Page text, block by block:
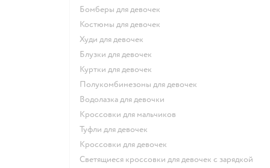
Бомберы для девочек
Костюмы для девочек
Худи для девочек
Блузки для девочек
Куртки для девочек
Полукомбинезоны для девочек
Водолазка для девочки
Кроссовки для мальчиков
Туфли для девочек
Кроссовки для девочек
Светящиеся кроссовки для девочек с зарядкой